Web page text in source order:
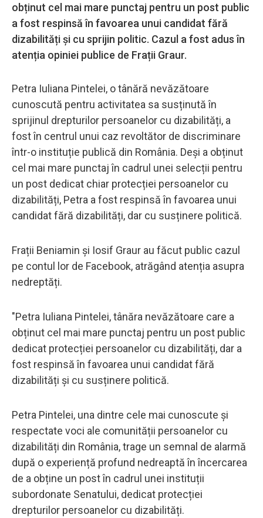
obținut cel mai mare punctaj pentru un post public
a fost respinsă în favoarea unui candidat fără
dizabilități și cu sprijin politic. Cazul a fost adus în
atenția opiniei publice de Frații Graur.
Petra Iuliana Pintelei, o tânără nevăzătoare
cunoscută pentru activitatea sa susținută în
sprijinul drepturilor persoanelor cu dizabilități, a
fost în centrul unui caz revoltător de discriminare
într-o instituție publică din România. Deși a obținut
cel mai mare punctaj în cadrul unei selecții pentru
un post dedicat chiar protecției persoanelor cu
dizabilități, Petra a fost respinsă în favoarea unui
candidat fără dizabilități, dar cu susținere politică.
Frații Beniamin și Iosif Graur au făcut public cazul
pe contul lor de Facebook, atrăgând atenția asupra
nedreptăți.
"Petra Iuliana Pintelei, tânăra nevăzătoare care a
obținut cel mai mare punctaj pentru un post public
dedicat protecției persoanelor cu dizabilități, dar a
fost respinsă în favoarea unui candidat fără
dizabilități și cu susținere politică.
Petra Pintelei, una dintre cele mai cunoscute și
respectate voci ale comunității persoanelor cu
dizabilități din România, trage un semnal de alarmă
după o experiență profund nedreaptă în încercarea
de a obține un post în cadrul unei instituții
subordonate Senatului, dedicat protecției
drepturilor persoanelor cu dizabilități.